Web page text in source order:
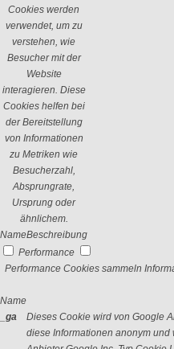
Cookies werden
verwendet, um zu
verstehen, wie
Besucher mit der
Website
interagieren. Diese
Cookies helfen bei
der Bereitstellung
von Informationen
zu Metriken wie
Besucherzahl,
Absprungrate,
Ursprung oder
ähnlichem.
NameBeschreibung
Performance
Performance Cookies sammeln
Name
_ga
Dieses Cookie wird von Google
diese Informationen anonym